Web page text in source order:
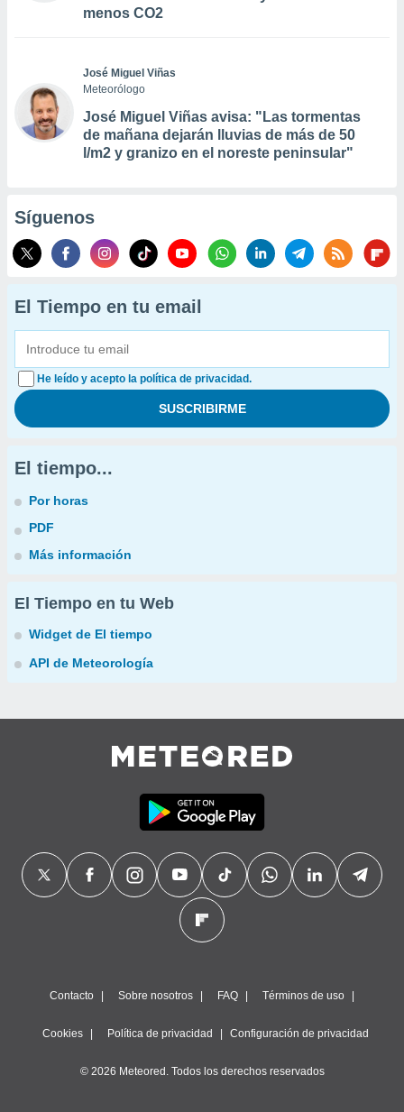
menos CO2
José Miguel Viñas
Meteorólogo
José Miguel Viñas avisa: "Las tormentas
de mañana dejarán lluvias de más de 50
l/m2 y granizo en el noreste peninsular"
Síguenos
El Tiempo en tu email
He leído y acepto la política de privacidad.
El tiempo...
Por horas
PDF
Más información
El Tiempo en tu Web
Widget de El tiempo
API de Meteorología
Contacto Sobre nosotros FAQ Términos de uso
Cookies Política de privacidad Configuración de privacidad
© 2026 Meteored. Todos los derechos reservados